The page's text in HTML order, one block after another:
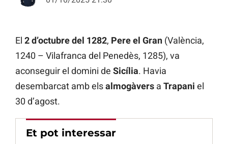
El 2 d’octubre del 1282, Pere el Gran (València,
1240 – Vilafranca del Penedès, 1285), va
aconseguir el domini de Sicília. Havia
desembarcat amb elsalmogàvers a Trapani el
30 d’agost.
Et pot interessar